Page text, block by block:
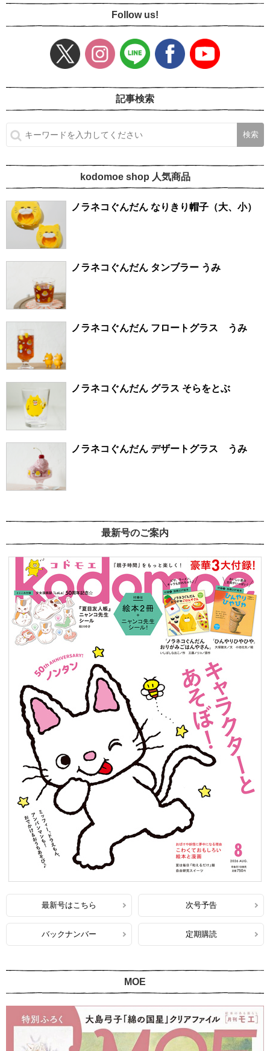
Follow us!
記事検索
kodomoe shop 人気商品
ノラネコぐんだん なりきり帽子（大、小）
ノラネコぐんだん タンブラー うみ
ノラネコぐんだん フロートグラス うみ
ノラネコぐんだん グラス そらをとぶ
ノラネコぐんだん デザートグラス うみ
最新号のご案内
最新号はこちら 次号予告
バックナンバー 定期購読
MOE